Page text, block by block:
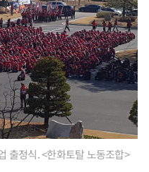
출정식. <한화토탈 노동조합>